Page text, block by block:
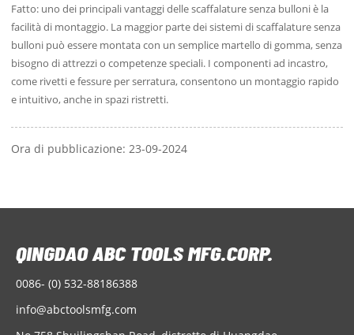
Fatto: uno dei principali vantaggi delle scaffalature senza bulloni è la
facilità di montaggio. La maggior parte dei sistemi di scaffalature senza
bulloni può essere montata con un semplice martello di gomma, senza
bisogno di attrezzi o competenze speciali. I componenti ad incastro,
come rivetti e fessure per serratura, consentono un montaggio rapido
e intuitivo, anche in spazi ristretti.
Ora di pubblicazione: 23-09-2024
0086- (0) 532-88186388
info@abctoolsmfg.com